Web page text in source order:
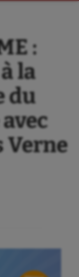
:
la
du
Verne